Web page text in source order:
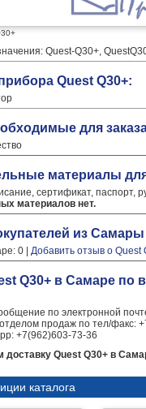
Quest-Q30+,
Quest Q30+:
для
материалы
сертификат, паспорт,
материалов нет.
из Самары
0 | Добавить отзыв о Quest
Q30+ в Самаре
по электронной
продаж по тел/факс:
+7(962)603-73-36
Quest Q30+ в
каталога